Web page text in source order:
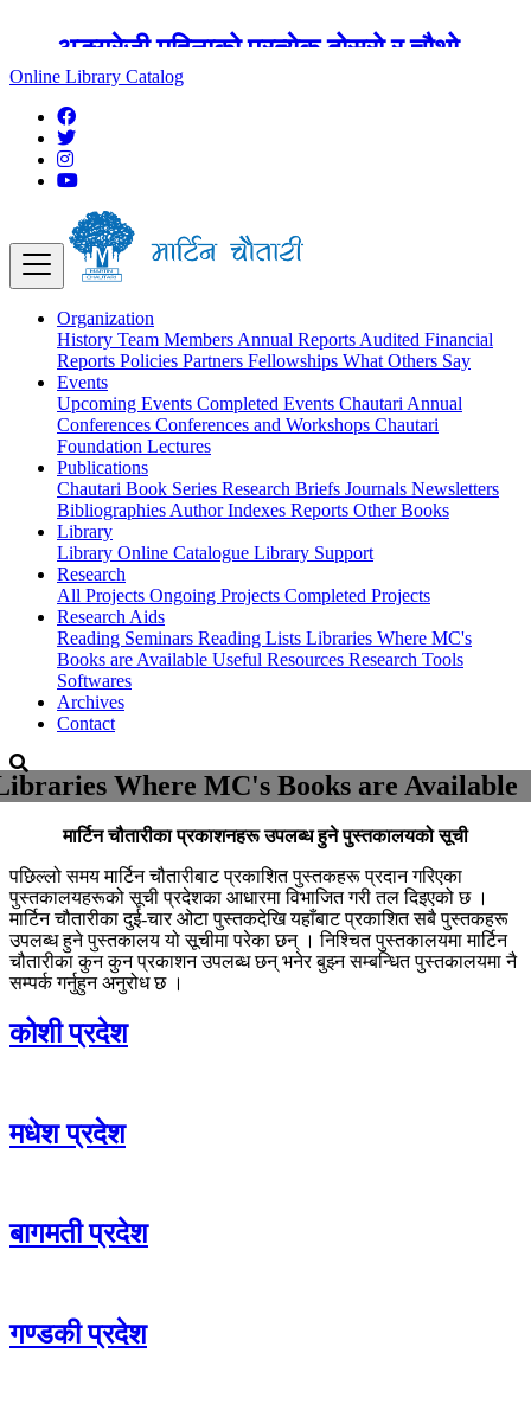
अङ्ग्रेजी महिनाको प्रत्येक दोस्रो र चौथो
शुक्रबार मार्टिन चौतारी र यसको पुस्तकालय
बन्द रहने छ ।
Online Library Catalog
Organization
History Team Members Annual Reports Audited Financial
Reports Policies Partners Fellowships What Others Say
Events
Upcoming Events Completed Events Chautari Annual
Conferences Conferences and Workshops Chautari
Foundation Lectures
Publications
Chautari Book Series Research Briefs Journals Newsletters
Bibliographies Author Indexes Reports Other Books
Library
Library Online Catalogue Library Support
Research
All Projects Ongoing Projects Completed Projects
Research Aids
Reading Seminars Reading Lists Libraries Where MC's
Books are Available Useful Resources Research Tools
Softwares
Archives
Contact
Where MC's Books are Available
मार्टिन चौतारीका प्रकाशनहरू उपलब्ध हुने पुस्तकालयको सूची
पछिल्लो समय मार्टिन चौतारीबाट प्रकाशित पुस्तकहरू प्रदान गरिएका
पुस्तकालयहरूको सूची प्रदेशका आधारमा विभाजित गरी तल दिइएको छ ।
मार्टिन चौतारीका दुई-चार ओटा पुस्तकदेखि यहाँबाट प्रकाशित सबै पुस्तकहरू
उपलब्ध हुने पुस्तकालय यो सूचीमा परेका छन् । निश्चित पुस्तकालयमा मार्टिन
चौतारीका कुन कुन प्रकाशन उपलब्ध छन् भनेर बुझ्न सम्बन्धित पुस्तकालयमा नै
सम्पर्क गर्नुहुन अनुरोध छ ।
कोशी प्रदेश
मधेश प्रदेश
बागमती प्रदेश
गण्डकी प्रदेश